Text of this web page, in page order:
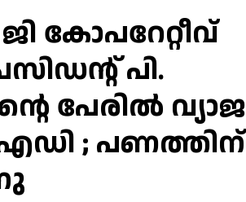
കോപറേറ്റീവ്
പി.
പേരിൽ വ്യാജ
; പണത്തിന്